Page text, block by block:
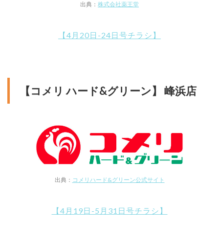
出典： 株式会社薬王堂
【4月20日-24日号チラシ】
【コメリ ハード&グリーン】 峰浜店
出典： コメリハード&グリーン公式サイト
【4月19日-5月31日号チラシ】